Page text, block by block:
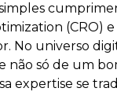
(CRO)
No universo
não só de um
expertise se